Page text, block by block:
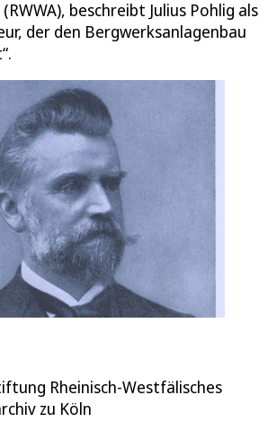
beschreibt Julius Pohlig als
der den Bergwerksanlagenbau
Rheinisch-Westfälisches
zu Köln